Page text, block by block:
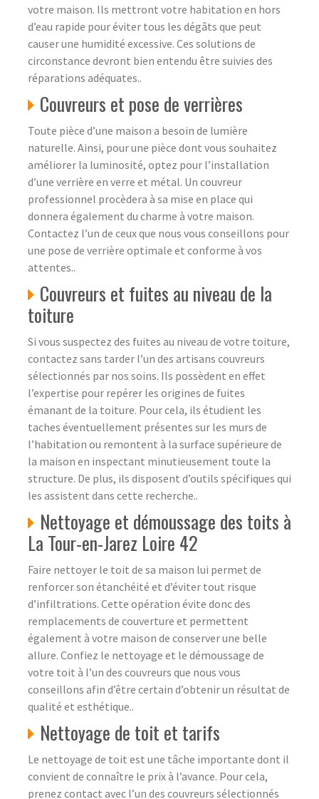
votre maison. Ils mettront votre habitation en hors
d’eau rapide pour éviter tous les dégâts que peut
causer une humidité excessive. Ces solutions de
circonstance devront bien entendu être suivies des
réparations adéquates..
Couvreurs et pose de verrières
Toute pièce d’une maison a besoin de lumière
naturelle. Ainsi, pour une pièce dont vous souhaitez
améliorer la luminosité, optez pour l’installation
d’une verrière en verre et métal. Un couvreur
professionnel procèdera à sa mise en place qui
donnera également du charme à votre maison.
Contactez l’un de ceux que nous vous conseillons pour
une pose de verrière optimale et conforme à vos
attentes..
Couvreurs et fuites au niveau de la
toiture
Si vous suspectez des fuites au niveau de votre toiture,
contactez sans tarder l’un des artisans couvreurs
sélectionnés par nos soins. Ils possèdent en effet
l’expertise pour repérer les origines de fuites
émanant de la toiture. Pour cela, ils étudient les
taches éventuellement présentes sur les murs de
l’habitation ou remontent à la surface supérieure de
la maison en inspectant minutieusement toute la
structure. De plus, ils disposent d’outils spécifiques qui
les assistent dans cette recherche..
Nettoyage et démoussage des toits à
La Tour-en-Jarez Loire 42
Faire nettoyer le toit de sa maison lui permet de
renforcer son étanchéité et d’éviter tout risque
d’infiltrations. Cette opération évite donc des
remplacements de couverture et permettent
également à votre maison de conserver une belle
allure. Confiez le nettoyage et le démoussage de
votre toit à l’un des couvreurs que nous vous
conseillons afin d’être certain d’obtenir un résultat de
qualité et esthétique..
Nettoyage de toit et tarifs
Le nettoyage de toit est une tâche importante dont il
convient de connaître le prix à l’avance. Pour cela,
prenez contact avec l’un des couvreurs sélectionnés